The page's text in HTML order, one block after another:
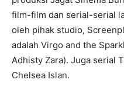
film-film dan serial-serial
oleh pihak studio,
adalah Virgo and the
Adhisty Zara). Juga serial
Chelsea Islan.